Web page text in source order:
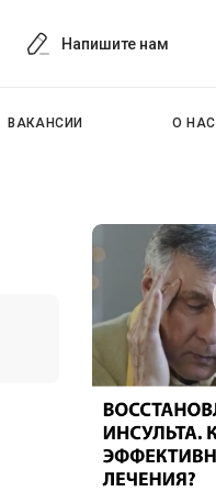
Напишите нам
ВАКАНСИИ О НАС